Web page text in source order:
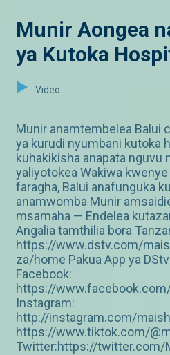
Munir Aongea
ya Kutoka
Video
Munir anamtembelea Balui
ya kurudi nyumbani kutoka
kuhakikisha anapata nguvu
yaliyotokea Wakiwa
faragha, Balui anafunguka
anamwomba Munir
msamaha — Endelea
Angalia tamthilia bora
https://www.dstv.com/
za/home Pakua App ya
Facebook:
https://
Instagram:
http://instagram.com/
https://www.tiktok.com/
Twitter:https://twitter.com/